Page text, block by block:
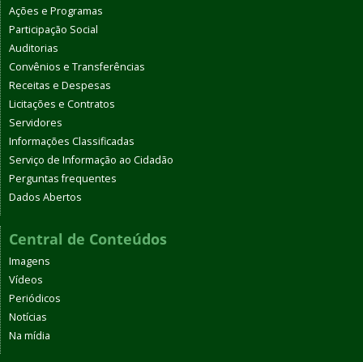
Ações e Programas
Participação Social
Auditorias
Convênios e Transferências
Receitas e Despesas
Licitações e Contratos
Servidores
Informações Classificadas
Serviço de Informação ao Cidadão
Perguntas frequentes
Dados Abertos
Central de Conteúdos
Imagens
Vídeos
Periódicos
Notícias
Na mídia